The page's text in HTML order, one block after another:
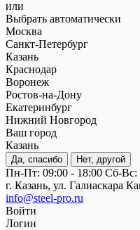
или
Выбрать автоматически
Москва
Санкт-Петербург
Казань
Краснодар
Воронеж
Ростов-на-Дону
Екатеринбург
Нижний Новгород
Ваш город
Казань
Да, спасибо Нет, другой
Пн-Пт: 09:00 - 18:00 Cб-
г. Казань, ул. Галиаскара
info@steel-pro.ru
Войти
Логин